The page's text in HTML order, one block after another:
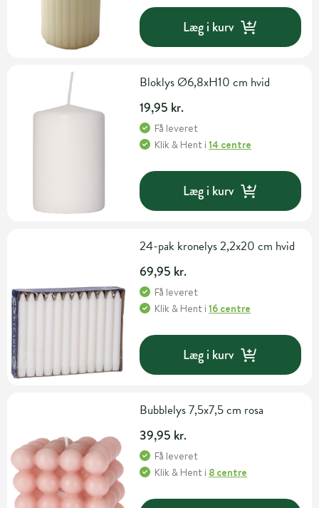
Læg i kurv
Bloklys Ø6,8xH10 cm hvid
19,95 kr.
Få leveret
Klik & Hent i14 centre
Læg i kurv
24-pak kronelys 2,2x20 cm hvid
69,95 kr.
Få leveret
Klik & Hent i16 centre
Læg i kurv
Bubblelys 7,5x7,5 cm rosa
39,95 kr.
Få leveret
Klik & Hent i 8 centre